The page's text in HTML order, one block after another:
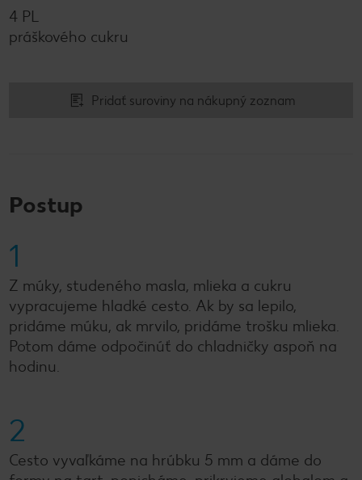
4 PL
práškového cukru
Pridať suroviny na nákupný zoznam
Postup
1
Z múky, studeného masla, mlieka a cukru
vypracujeme hladké cesto. Ak by sa lepilo,
pridáme múku, ak mrvilo, pridáme trošku mlieka.
Potom dáme odpočinúť do chladničky aspoň na
hodinu.
2
Cesto vyvaľkáme na hrúbku 5 mm a dáme do